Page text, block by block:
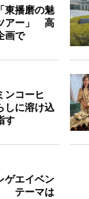
東播磨の魅
アー」 高
画で
ンコーヒ
に溶け込
す
ゲエイベン
テーマは